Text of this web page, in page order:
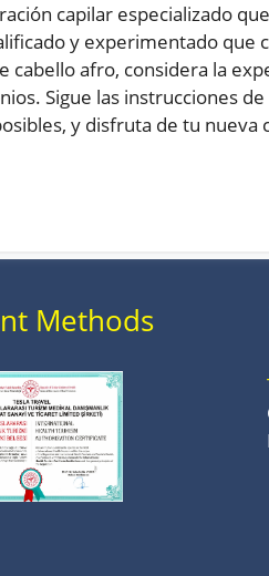
capilar especializado
y experimentado que
afro, considera la
Sigue las instrucciones
y disfruta de tu nueva
Methods